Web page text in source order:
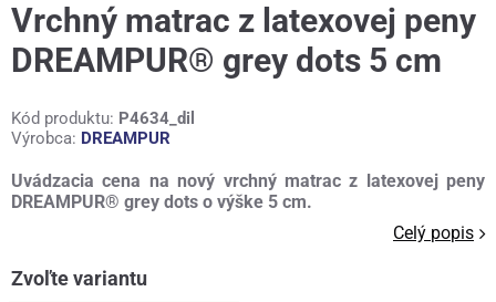
Vrchný matrac z latexovej peny
DREAMPUR® grey dots 5 cm
Kód produktu: P4634_dil
Výrobca: DREAMPUR
Uvádzacia cena na nový vrchný matrac z latexovej peny
DREAMPUR® grey dots o výške 5 cm.
Celý popis
Zvoľte variantu